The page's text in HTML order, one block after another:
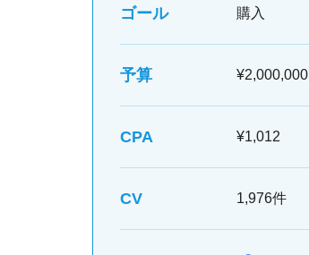
ゴール 購入
予算 ¥2,000,000
CPA ¥1,012
CV 1,976件